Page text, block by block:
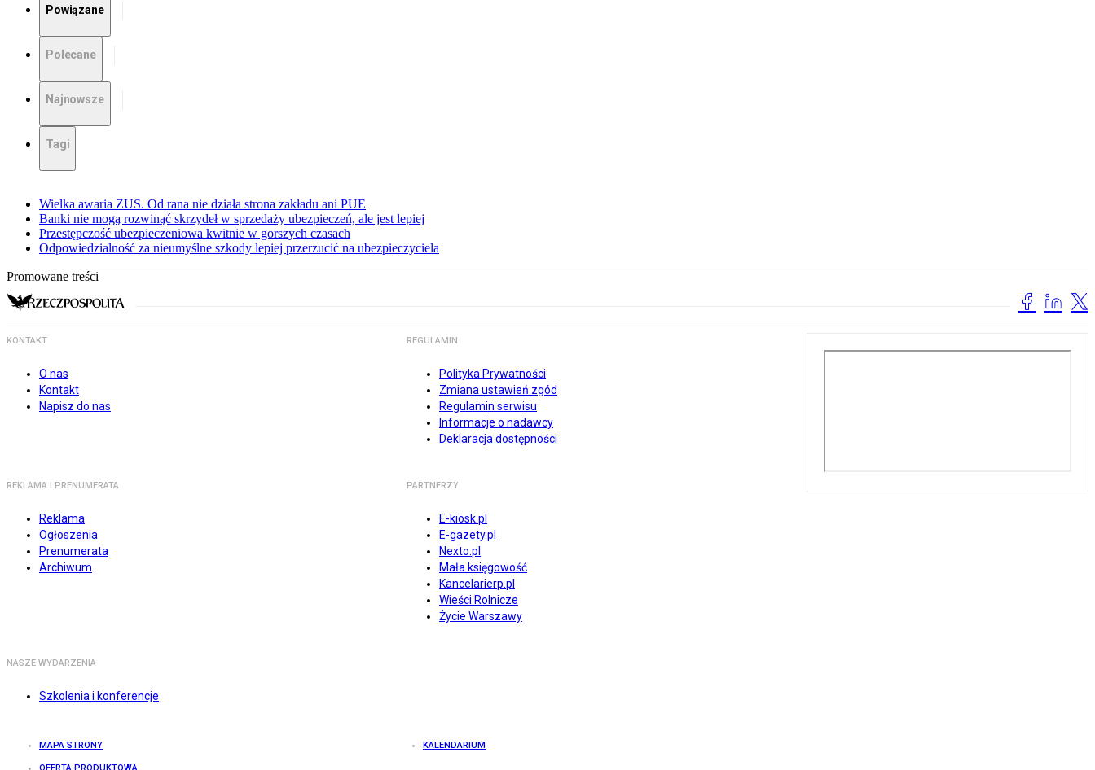
Powiązane
Polecane
Najnowsze
Tagi
Wielka awaria ZUS. Od rana nie działa strona zakładu ani PUE
Banki nie mogą rozwinąć skrzydeł w sprzedaży ubezpieczeń, ale jest lepiej
Przestępczość ubezpieczeniowa kwitnie w gorszych czasach
Odpowiedzialność za nieumyślne szkody lepiej przerzucić na ubezpieczyciela
Promowane treści
KONTAKT
O nas
Kontakt
Napisz do nas
REGULAMIN
Polityka Prywatności
Zmiana ustawień zgód
Regulamin serwisu
Informacje o nadawcy
Deklaracja dostępności
REKLAMA I PRENUMERATA
Reklama
Ogłoszenia
Prenumerata
Archiwum
PARTNERZY
E-kiosk.pl
E-gazety.pl
Nexto.pl
Mała księgowość
Kancelarierp.pl
Wieści Rolnicze
Życie Warszawy
NASZE WYDARZENIA
Szkolenia i konferencje
MAPA STRONY KALENDARIUM